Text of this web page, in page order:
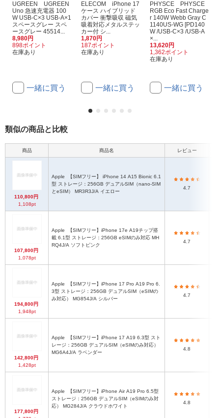
UGREEN UGREEN
Uno 急速充電器 100
W USB-C×3 USB-A×1
スペースグレー スペ
ースグレー 45514...
8,980円
898ポイント
在庫あり
一緒に買う
ELECOM iPhone 17
ケース ハイブリッド
カバー 衝撃吸収 磁気
吸着対応メタルステッ
カー付 シ...
1,870円
187ポイント
在庫あり
一緒に買う
PHYSCE PHYSCE
RGB Eco Fast Charge
r 140W Webb Gray C
1140US-WG [PD140
W /USB-C×3 /USB-A
×...
13,620円
1,362ポイント
在庫あり
一緒に買う
類似の商品と比較
商品 商品名 レビュー
110,800円
1,108pt
Apple
型 ストレージ：256GB デュアルSIM（nano-SIM
とeSIM） MR3R3J/A イエロー
4.7
107,800円
1,078pt
Apple
載 6.1型 ストレージ：256GB eSIMのみ対応 MH
RQ4J/A ソフトピンク
4.7
194,800円
1,948pt
Apple
3型 ストレージ：256GB デュアルSIM（eSIMの
み対応） MG854J/A シルバー
4.7
142,800円
1,428pt
Apple
レージ：256GB デュアルSIM（eSIMのみ対応）
MG6A4J/A ラベンダー
4.8
177,800円
Apple
ストレージ：256GB デュアルSIM（eSIMのみ対
応） MG284J/A クラウドホワイト
4.8